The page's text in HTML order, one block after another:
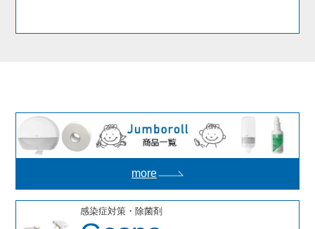
more
感染症対策・除菌剤